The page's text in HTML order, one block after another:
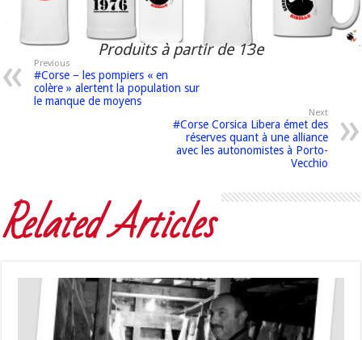
Produits à partir de 13e
Previous
#Corse – les pompiers « en
colère » alertent la population sur
le manque de moyens
Next
#Corse Corsica Libera émet des
réserves quant à une alliance
avec les autonomistes à Porto-
Vecchio
Related Articles